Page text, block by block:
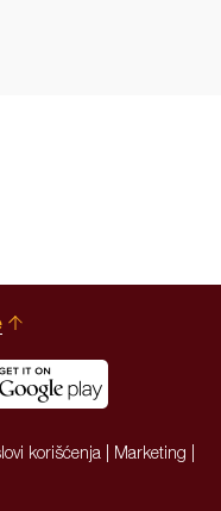
korišćenja Marketing